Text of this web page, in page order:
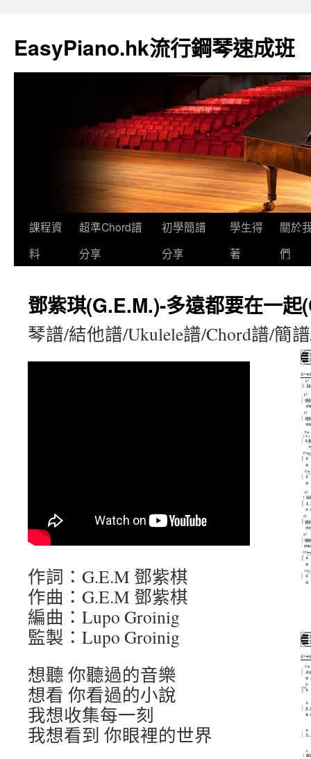
EasyPiano.hk流行鋼琴速成班
課程資
料
超準Chord譜
分享
初學簡譜
分享
學生得
著
關於
們
鄧紫琪(G.E.M.)-多遠都要在一
琴譜/結他譜/Ukulele譜/Chord譜/簡
作詞：G.E.M 鄧紫棋
作曲：G.E.M 鄧紫棋
編曲：Lupo Groinig
監製：Lupo Groinig
想聽 你聽過的音樂
想看 你看過的小說
我想收集每一刻
我想看到 你眼裡的世界